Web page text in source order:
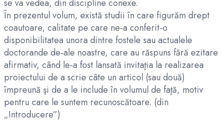
se va vedea, din discipline conexe.
În prezentul volum, există studii în care figurăm drept
coautoare, calitate pe care ne‑a conferit‑o
disponibilitatea unora dintre fostele sau actualele
doctorande de‑ale noastre, care au răspuns fără ezitare
afirmativ, când le‑a fost lansată invitaţia la realizarea
proiectului de a scrie câte un articol (sau două)
împreună şi de a le include în volumul de faţă, motiv
pentru care le suntem recunoscătoare. (din
„Introducere”)